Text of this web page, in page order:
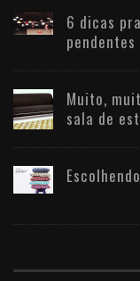
6 dicas
pendentes
Muito,
sala de